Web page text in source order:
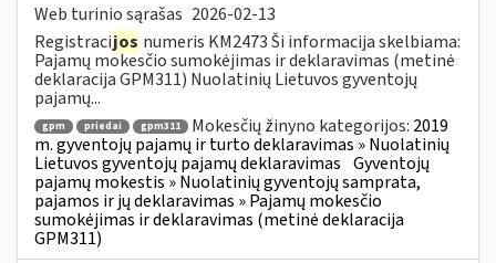
Web turinio sąrašas 2026-02-13
Registracijos numeris KM2473 Ši informacija skelbiama:
Pajamų mokesčio sumokėjimas ir deklaravimas (metinė
deklaracija GPM311) Nuolatinių Lietuvos gyventojų
pajamų...
gpm priedai gpm311 Mokesčių žinyno kategorijos: 2019
m. gyventojų pajamų ir turto deklaravimas » Nuolatinių
Lietuvos gyventojų pajamų deklaravimas Gyventojų
pajamų mokestis » Nuolatinių gyventojų samprata,
pajamos ir jų deklaravimas » Pajamų mokesčio
sumokėjimas ir deklaravimas (metinė deklaracija
GPM311)